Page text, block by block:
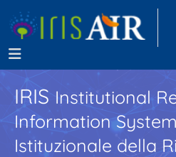
IRISInstitutional
Information System
Istituzionale della